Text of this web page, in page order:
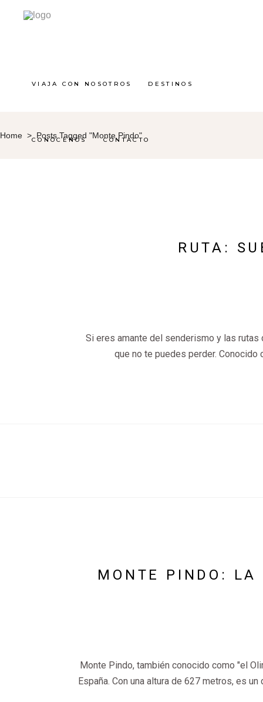
VIAJA CON NOSOTROS DESTINOS
CONÓCENOS CONTACTO
Home > Posts Tagged "Monte Pindo"
RUTA:
Si eres amante del senderismo y las rutas
que no te puedes perder.
MONTE PINDO:
Monte Pindo, también conocido como "el
España. Con una altura de 627 metros, es